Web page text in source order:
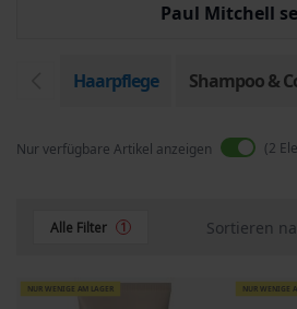
Paul Mitchell
Haarpflege Shampoo &
Nur verfügbare Artikel anzeigen 2
Alle Filter 1 Sortieren
NUR WENIGE AM LAGER NUR WENIGE